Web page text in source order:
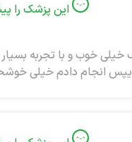
این پزشک را
خوب و با تجربه
انجام دادم خیلی